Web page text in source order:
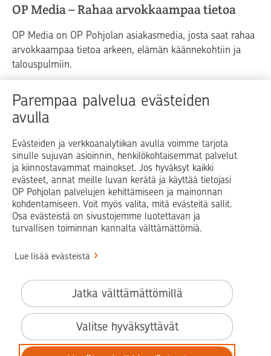
Parempaa palvelua evästeiden
avulla
Evästeiden ja verkkoanalytiikan avulla voimme tarjota
sinulle sujuvan asioinnin, henkilökohtaisemmat palvelut
ja kiinnostavammat mainokset. Jos hyväksyt kaikki
evästeet, annat meille luvan kerätä ja käyttää tietojasi
OP Pohjolan palvelujen kehittämiseen ja mainonnan
kohdentamiseen. Voit myös valita, mitä evästeitä sallit.
Osa evästeistä on sivustojemme luotettavan ja
turvallisen toiminnan kannalta välttämättömiä.
Lue lisää evästeistä
Valitse hyväksyttävät
Jatka välttämättömillä
OP Media – Rahaa arvokkaampaa tietoa
OP Media on OP Pohjolan asiakasmedia, josta saat rahaa
arvokkaampaa tietoa arkeen, elämän käännekohtiin ja
talouspulmiin.
Raha Elämä
Yrityselämä
Blogit ja puheenvuorot
Op.fi OP Koti Pohjola Vahinkoapu
Facebook
X LinkedInInstagram
Käyttöehdot
Saavutettavuusseloste
Evästeiden käyttö
Tilaa uutiskirje